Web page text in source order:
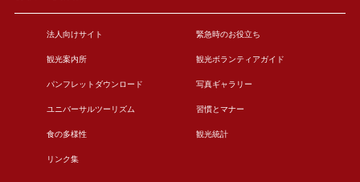
法人向けサイト 緊急時のお役立ち
観光案内所 観光ボランティアガイド
パンフレットダウンロード 写真ギャラリー
ユニバーサルツーリズム 習慣とマナー
食の多様性 観光統計
リンク集